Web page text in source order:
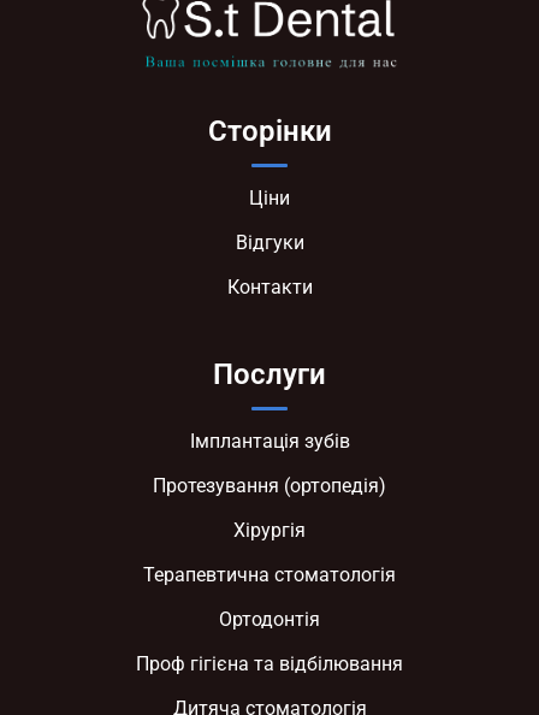
Сторінки
Ціни
Відгуки
Контакти
Послуги
Імплантація зубів
Протезування (ортопедія)
Хірургія
Терапевтична стоматологія
Ортодонтія
Проф гігієна та відбілювання
Дитяча стоматологія